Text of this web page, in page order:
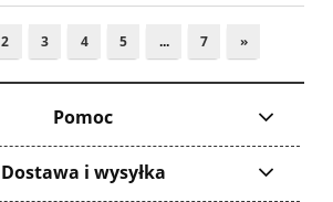
2 3 4 5 ... 7 »
Pomoc
Dostawa i wysyłka